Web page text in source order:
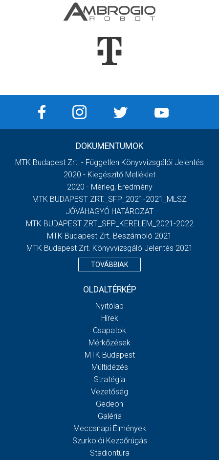
DOKUMENTUMOK
MTK Budapest Zrt. - Független Könyvvizsgálói Jelentés
2020 - Kiegészítő Melléklet
2020 - Mérleg, Eredmény
MTK BUDAPEST ZRT._SFP_2021-2021_MLSZ
JÓVÁHAGYÓ HATÁROZAT
MTK BUDAPEST ZRT._SFP_KERELEM_2021-2022
MTK Budapest Zrt. Beszámoló 2021
MTK Budapest Zrt. Könyvvizsgáló Jelentés 2021
TOVÁBBIAK
OLDALTÉRKÉP
Nyitólap
Hírek
Csapatok
Mérkőzések
MTK Budapest
Múltidézés
Stratégia
Vezetőség
Gedeon
Galéria
Meccsnapi Élmények
Szurkolói Kezdőrúgás
Stadiontúra